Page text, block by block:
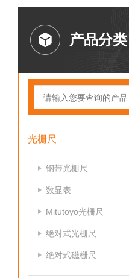
产品分类
光栅尺
钢带光栅尺
数显表
Mitutoyo光栅尺
绝对式光栅尺
绝对式磁栅尺